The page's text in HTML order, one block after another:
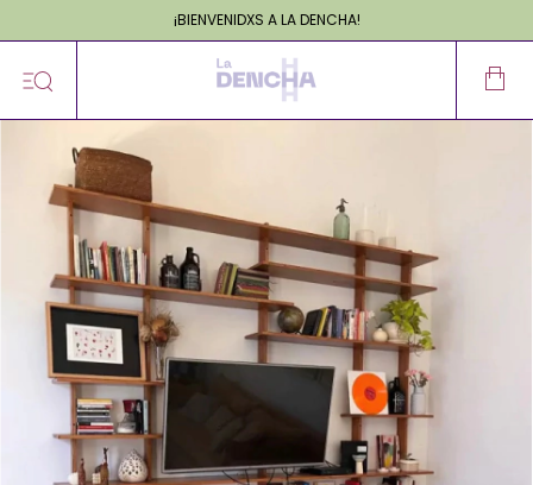
¡BIENVENIDXS A LA DENCHA!